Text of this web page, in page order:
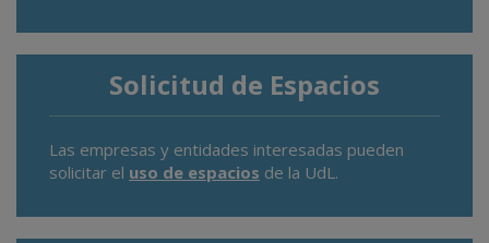
Solicitud de Espacios
Las empresas y entidades interesadas pueden
solicitar el uso de espacios de la UdL.